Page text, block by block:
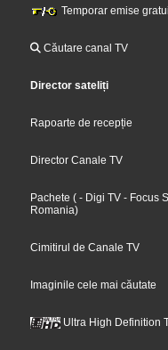
Temporar emise
Căutare canal TV
Director sateliți
Rapoarte de recepție
Director Canale TV
Pachete (- Digi TV - Focus
Romania)
Cimitirul de Canale TV
Imaginile cele mai căutate
Ultra High Definition